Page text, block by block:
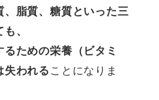
、脂質、糖質といった三
、
ための栄養（ビタミ
失われることになりま